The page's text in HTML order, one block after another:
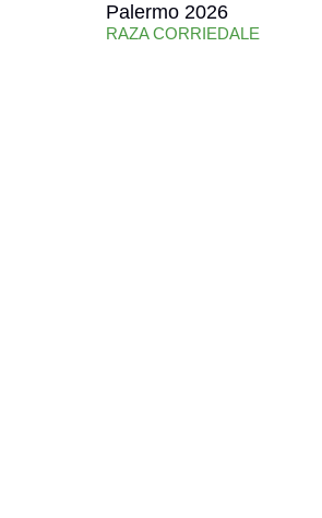
Palermo 2026
RAZA CORRIEDALE